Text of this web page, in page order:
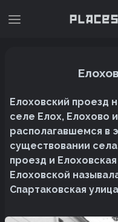
Елоховский проезд
селе Елох, Елохово
располагавшемся в
существовании
проезд и
Елоховской
Спартаковская